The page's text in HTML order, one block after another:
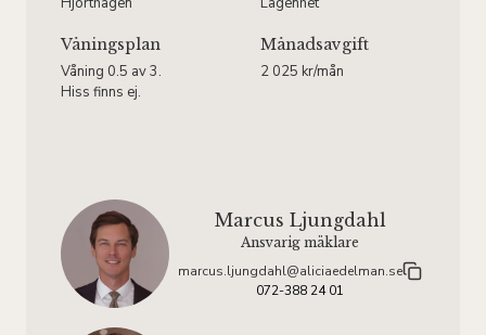
Våningsplan
Våning 0.5 av 3.
Hiss finns ej.
Månadsavgift
2 025 kr/mån
Marcus Ljungdahl
Ansvarig mäklare
marcus.ljungdahl@aliciaedelman.se
072-388 24 01